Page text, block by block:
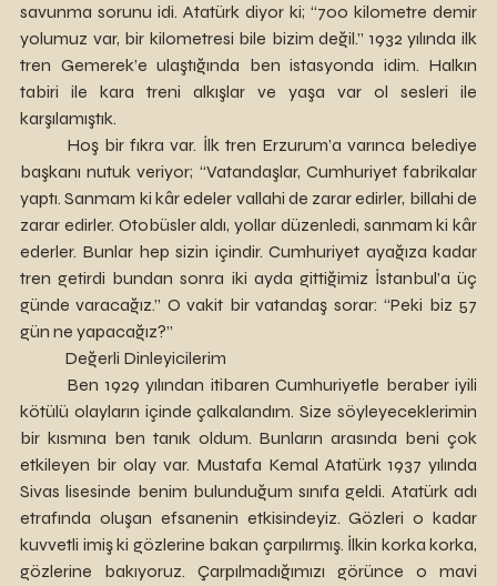
savunma sorunu idi. Atatürk diyor ki; “700 kilometre demir
yolumuz var, bir kilometresi bile bizim değil.” 1932 yılında ilk
tren Gemerek’e ulaştığında ben istasyonda idim. Halkın
tabiri ile kara treni alkışlar ve yaşa var ol sesleri ile
karşılamıştık.
başkanı nutuk veriyor; “Vatandaşlar, Cumhuriyet fabrikalar
yaptı. Sanmam ki kâr edeler vallahi de zarar edirler, billahi de
zarar edirler. Otobüsler aldı, yollar düzenledi, sanmam ki kâr
ederler. Bunlar hep sizin içindir. Cumhuriyet ayağıza kadar
tren getirdi bundan sonra iki ayda gittiğimiz İstanbul’a üç
günde varacağız.” O vakit bir vatandaş sorar: “Peki biz 57
gün ne yapacağız?”
	Değerli Dinleyicilerim
kötülü olayların içinde çalkalandım. Size söyleyeceklerimin
bir kısmına ben tanık oldum. Bunların arasında beni çok
etkileyen bir olay var. Mustafa Kemal Atatürk 1937 yılında
Sivas lisesinde benim bulunduğum sınıfa geldi. Atatürk adı
etrafında oluşan efsanenin etkisindeyiz. Gözleri o kadar
kuvvetli imiş ki gözlerine bakan çarpılırmış. İlkin korka korka,
gözlerine bakıyoruz. Çarpılmadığımızı görünce o mavi